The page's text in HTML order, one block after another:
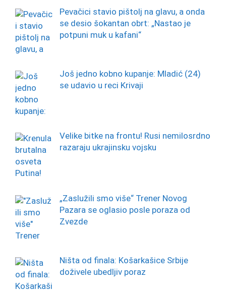
Pevačici stavio pištolj na glavu, a onda
se desio šokantan obrt: „Nastao je
potpuni muk u kafani“
Još jedno kobno kupanje: Mladić (24)
se udavio u reci Krivaji
Velike bitke na frontu! Rusi nemilosrdno
razaraju ukrajinsku vojsku
„Zaslužili smo više“ Trener Novog
Pazara se oglasio posle poraza od
Zvezde
Ništa od finala: Košarkašice Srbije
doživele ubedljiv poraz